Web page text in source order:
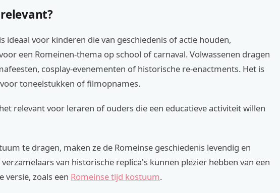
ideaal voor kinderen die van geschiedenis of actie houden,
een Romeinen-thema op school of carnaval. Volwassenen dragen
cosplay-evenementen of historische re-enactments. Het is
toneelstukken of filmopnames.
relevant voor leraren of ouders die een educatieve activiteit willen
te dragen, maken ze de Romeinse geschiedenis levendig en
van historische replica's kunnen plezier hebben van een
versie, zoals een Romeinse tijd kostuum.